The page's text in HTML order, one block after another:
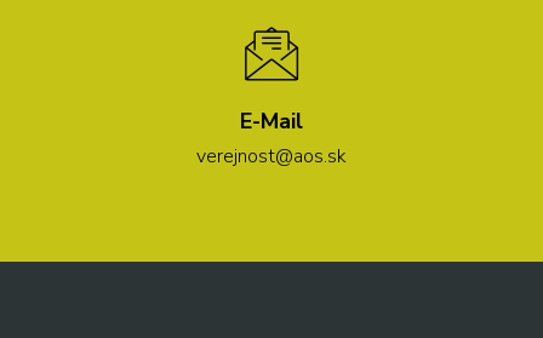
E-Mail
verejnost@aos.sk